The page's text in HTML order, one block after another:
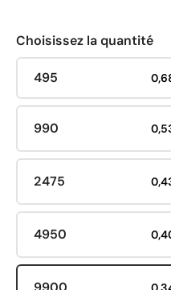
Choisissez la quantité
495
990
2475
4950